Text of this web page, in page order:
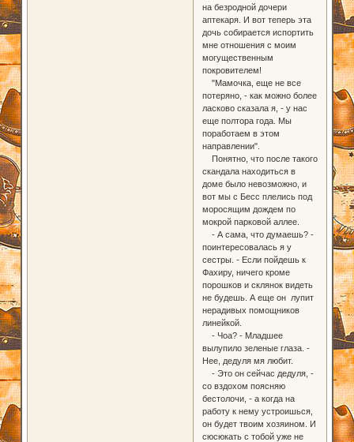
на безродной дочери
аптекаря. И вот теперь эта
дочь собирается испортить
мне отношения с моим
могущественным
покровителем!
"Мамочка, еще не все
потеряно, - как можно более
ласково сказала я, - у нас
еще полтора года. Мы
поработаем в этом
направлении".
Понятно, что после такого
скандала находиться в
доме было невозможно, и
вот мы с Бесс плелись под
моросящим дождем по
мокрой парковой аллее.
- А сама, что думаешь? -
поинтересовалась я у
сестры. - Если пойдешь к
Фахиру, ничего кроме
порошков и склянок видеть
не будешь. А еще он лупит
нерадивых помощников
линейкой.
- Чоа? - Младшее
вылупило зеленые глаза. -
Нее, дедуля мя любит.
- Это он сейчас дедуля, -
со вздохом поясняю
бестолочи, - а когда на
работу к нему устроишься,
он будет твоим хозяином. И
сюсюкать с тобой уже не